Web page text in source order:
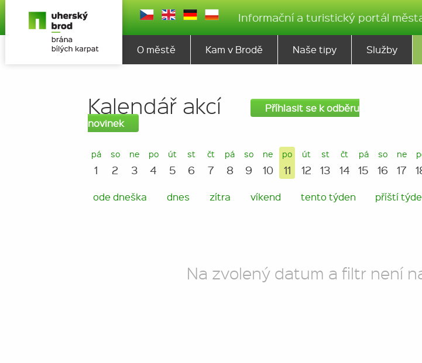
Informační a turistický portál
O městě Kam v Brodě Naše tipy Služby
Kalendář akcí
Příhlasit se k odběru
novinek
pá
1
so
2
ne
3
po
4
út
5
st
6
čt
7
pá
8
so
9
ne
10
po
11
út
12
st
13
čt
14
pá
15
so
16
ne
17
ode dneška dnes zítra víkend tento týden příští
Na zvolený datum a filtr není